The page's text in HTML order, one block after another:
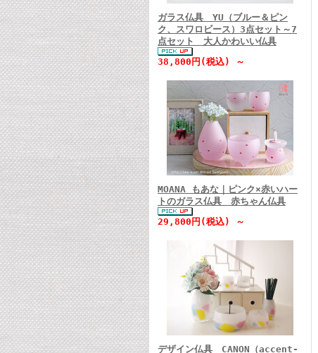
ガラス仏具 YU（ブルー＆ピン
ク、スワロビース）3点セット～7
点セット 大人かわいい仏具
38,800円(税込) ～
MOANA もあな｜ピンク×赤いハー
トのガラス仏具 赤ちゃん仏具
29,800円(税込) ～
デザイン仏具 CANON（accent-